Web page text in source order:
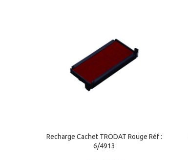
Recharge Cachet TRODAT Rouge Réf :
6/4913